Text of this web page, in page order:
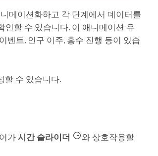
메이션화하고 각 단계에서 데이터를
할 수 있습니다. 이 애니메이션 유
벤트, 인구 이주, 홍수 진행 등이 있습
할 수 있습니다.
가시간 슬라이더
와 상호작용할